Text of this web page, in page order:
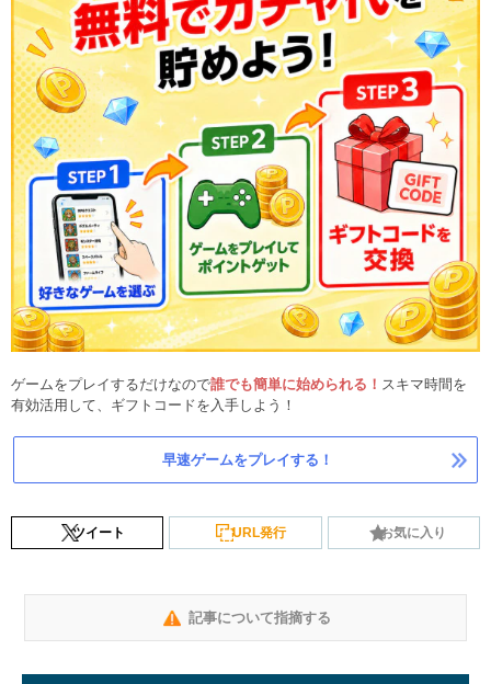
ゲームをプレイするだけなので誰でも簡単に始められる！ スキマ時間を
有効活用して、ギフトコードを入手しよう！
早速ゲームをプレイする！
ツイート URL発行 お気に入り
記事について指摘する